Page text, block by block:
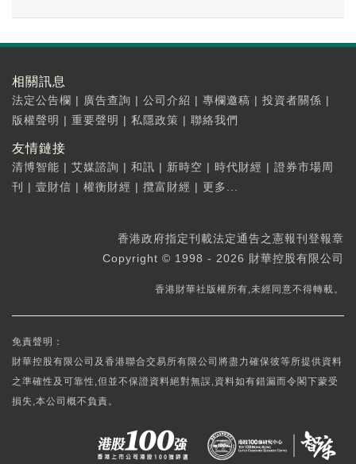
相關訊息
法定公告欄 | 廣告查詢 | 公司介紹 | 專欄邀稿 | 投資者關係 |
版權聲明 | 重要聲明 | 私隱政策 | 聯絡我們
友情鏈接
清博智能 | 艾媒諮詢 | 和訊 | 新時空 | 時代財經 | 證券市場周
刊
| 壹財信 | 權衡財經 | 攬富財經 | 更多...
香港政府指定刊載法定通告之憲報刊登報章
Copyright © 1998 - 2026 財華控股有限公司
香港財華社版權所有,未經同意不得轉載。
免責聲明：
財華控股有限公司及香港聯合交易所有限公司將盡力確保彼等所提供資料
之準確性及可靠性,但並不保證資料絕對無誤,資料如有錯漏而令閣下蒙受
損失,本公司概不負責。